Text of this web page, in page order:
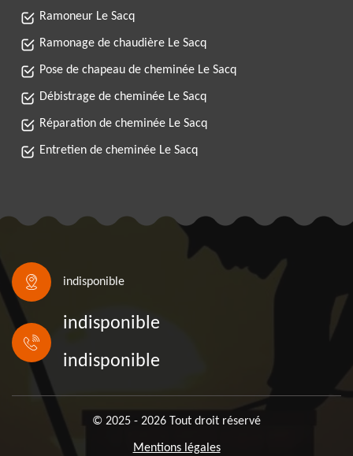
Ramoneur Le Sacq
Ramonage de chaudière Le Sacq
Pose de chapeau de cheminée Le Sacq
Débistrage de cheminée Le Sacq
Réparation de cheminée Le Sacq
Entretien de cheminée Le Sacq
indisponible
indisponible
indisponible
© 2025 - 2026 Tout droit réservé
Mentions légales